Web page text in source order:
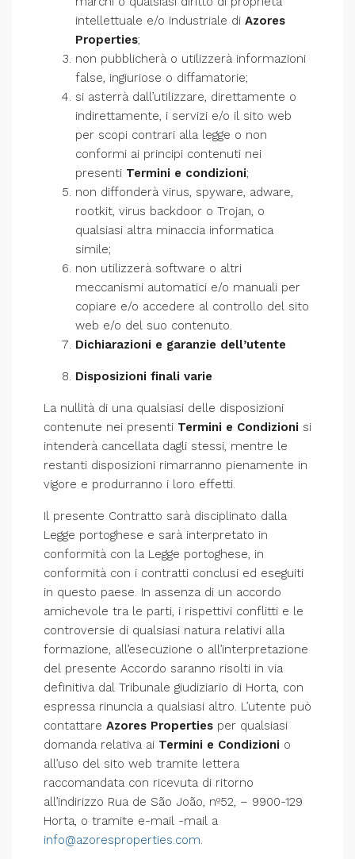
intellettuale e/o industriale di Azores
Properties;
non pubblicherà o utilizzerà informazioni
false, ingiuriose o diffamatorie;
si asterrà dall’utilizzare, direttamente o
indirettamente, i servizi e/o il sito web
per scopi contrari alla legge o non
conformi ai principi contenuti nei
presenti Termini e condizioni;
non diffonderà virus, spyware, adware,
rootkit, virus backdoor o Trojan, o
qualsiasi altra minaccia informatica
simile;
non utilizzerà software o altri
meccanismi automatici e/o manuali per
copiare e/o accedere al controllo del sito
web e/o del suo contenuto.
Dichiarazioni e garanzie dell’utente
Disposizioni finali varie
La nullità di una qualsiasi delle disposizioni
contenute nei presenti Termini e Condizioni si
intenderà cancellata dagli stessi, mentre le
restanti disposizioni rimarranno pienamente in
vigore e produrranno i loro effetti.
Il presente Contratto sarà disciplinato dalla
Legge portoghese e sarà interpretato in
conformità con la Legge portoghese, in
conformità con i contratti conclusi ed eseguiti
in questo paese. In assenza di un accordo
amichevole tra le parti, i rispettivi conflitti e le
controversie di qualsiasi natura relativi alla
formazione, all’esecuzione o all’interpretazione
del presente Accordo saranno risolti in via
definitiva dal Tribunale giudiziario di Horta, con
espressa rinuncia a qualsiasi altro. L’utente può
contattare Azores Properties per qualsiasi
domanda relativa ai Termini e Condizioni o
all’uso del sito web tramite lettera
raccomandata con ricevuta di ritorno
all’indirizzo Rua de São João, nº52, – 9900-129
Horta, o tramite e-mail -mail a
info@azoresproperties.com.